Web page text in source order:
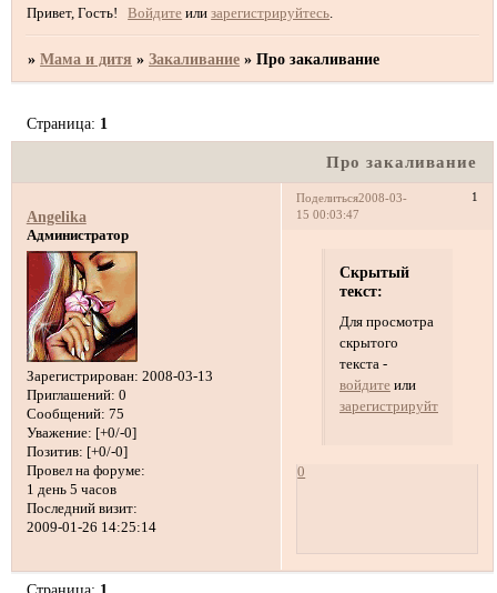
Привет, Гость! Войдите илизарегистрируйтесь
»Мама и дитя »Закаливание »Про закаливание
Про закаливание
Страница: 1
Поделиться 1
2008-03-
15 00:03:47
Angelika
Администратор
Зарегистрирован: 2008-03-13
Приглашений: 0
Сообщений: 75
Уважение: [+0/-0]
Позитив: [+0/-0]
Провел на форуме:
1 день 5 часов
Последний визит:
2009-01-26 14:25:14
Скрытый
текст:
Для просмотра
скрытого
текста -
войдитеили
зарегистрируйтесь
0
Страница: 1